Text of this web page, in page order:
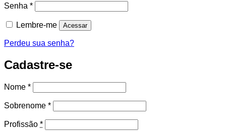
Senha *Obrigatório
Lembre-me Acessar
Perdeu sua senha?
Cadastre-se
Nome *
Sobrenome *
Profissão *